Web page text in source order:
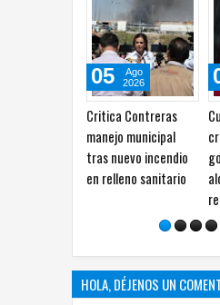
Critica Contreras
manejo municipal
tras nuevo incendio
en relleno sanitario
Cuestiona
críticas de la
gobernadora a
alcaldesa por
redes sociales
05
Ago
2026
HOLA, DÉJENOS UN